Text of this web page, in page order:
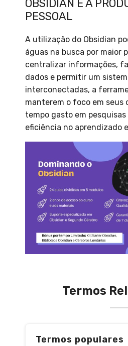
OBSIDIAN E A
PESSOAL
A utilização do Obsidian
águas na busca por maior
centralizar informações,
dados e permitir um
interconectadas, a
manterem o foco em seus
tempo gasto em
eficiência no aprendizado
Termos
Termos populares